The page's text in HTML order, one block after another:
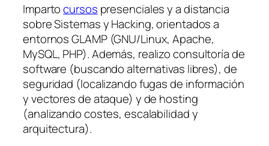
Impartocursos presenciales y a distancia
sobre Sistemas y Hacking, orientados a
entornos GLAMP (GNU/Linux, Apache,
MySQL, PHP). Además, realizo consultoría de
software (buscando alternativas libres), de
seguridad (localizando fugas de información
y vectores de ataque) y de hosting
(analizando costes, escalabilidad y
arquitectura).